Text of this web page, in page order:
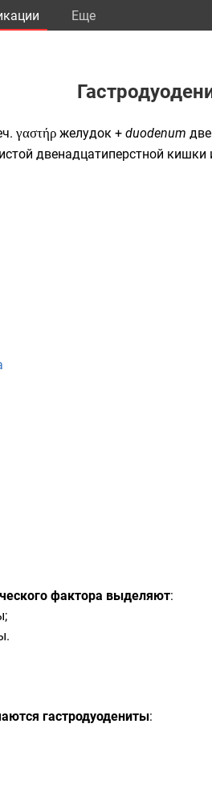
Eще
γαστήρ желудок + duodenum
двенадцатиперстной кишки
фактора выделяют:
гастродуодениты: